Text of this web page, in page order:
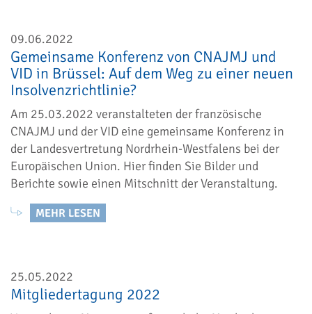
09.06.2022
Gemeinsame Konferenz von CNAJMJ und
VID in Brüssel: Auf dem Weg zu einer neuen
Insolvenzrichtlinie?
Am 25.03.2022 veranstalteten der französische
CNAJMJ und der VID eine gemeinsame Konferenz in
der Landesvertretung Nordrhein-Westfalens bei der
Europäischen Union. Hier finden Sie Bilder und
Berichte sowie einen Mitschnitt der Veranstaltung.
MEHR LESEN
25.05.2022
Mitgliedertagung 2022